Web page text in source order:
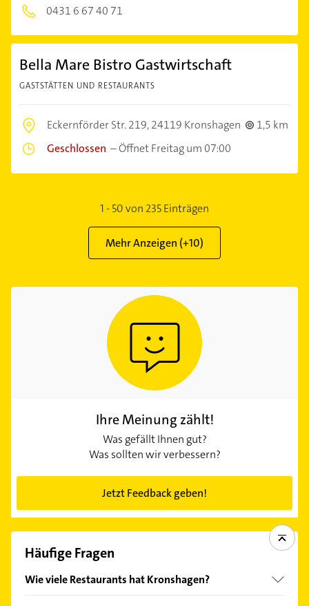
0431 6 67 40 71
Bella Mare Bistro Gastwirtschaft
GASTSTÄTTEN UND RESTAURANTS
Eckernförder Str. 219,24119 Kronshagen
1,5 km
Geschlossen –Öffnet Freitag um 07:00
1-50von 235Einträgen
Mehr Anzeigen (+10)
Ihre Meinung zählt!
Was gefällt Ihnen gut?
Was sollten wir verbessern?
Jetzt Feedback geben!
Häufige Fragen
Wie viele Restaurants hat Kronshagen?